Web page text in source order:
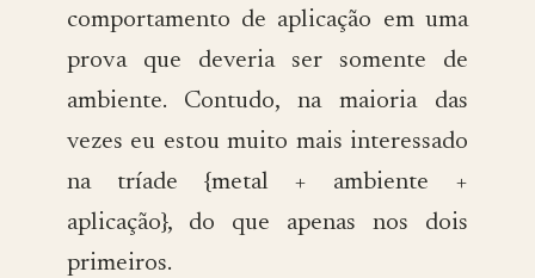
comportamento de aplicação em uma
prova que deveria ser somente de
ambiente. Contudo, na maioria das
vezes eu estou muito mais interessado
na tríade {metal + ambiente +
aplicação}, do que apenas nos dois
primeiros.